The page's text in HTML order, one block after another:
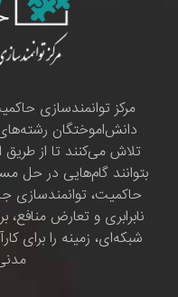
مرکز توانمندسازی
دانش‌اموختگان
تلاش می‌کنند تا از
بتوانند گام‌هایی در حل
حاکمیت، توانمندسازی
نابرابری و تعارض
شبکه‌ای، زمینه را برای